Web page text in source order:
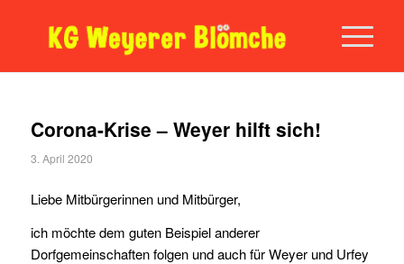
Corona-Krise – Weyer hilft sich!
3. April 2020
Liebe Mitbürgerinnen und Mitbürger,
ich möchte dem guten Beispiel anderer
Dorfgemeinschaften folgen und auch für Weyer und Urfey